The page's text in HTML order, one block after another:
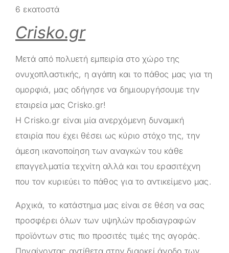
6 εκατοστά
Crisko.gr
Μετά από πολυετή εμπειρία στο χώρο της
ονυχοπλαστικής, η αγάπη και το πάθος μας για τη
ομορφιά, μας οδήγησε να δημιουργήσουμε την
εταιρεία μας Crisko.gr!
Η Crisko.gr είναι μία ανερχόμενη δυναμική
εταιρία που έχει θέσει ως κύριο στόχο της, την
άμεση ικανοποίηση των αναγκών του κάθε
επαγγελματία τεχνίτη αλλά και του ερασιτέχνη
που τον κυριεύει το πάθος για το αντικείμενο μας.
Αρχικά, το κατάστημα μας είναι σε θέση να σας
προσφέρει όλων των υψηλών προδιαγραφών
προϊόντων στις πιο προσιτές τιμές της αγοράς.